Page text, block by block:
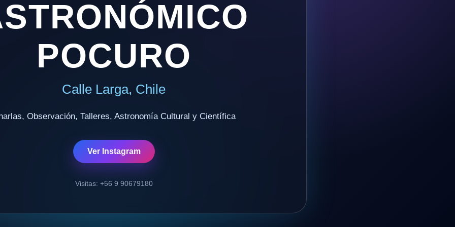
POCURO
Calle Larga, Chile
Observación, Talleres, Astronomía Cultural y Científica
Ver Instagram
Visitas: +56 9 90679180